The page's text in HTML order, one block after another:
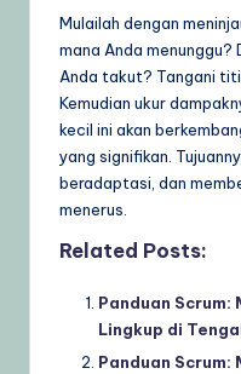
Mulailah dengan
mana Anda menunggu?
Anda takut? Tangani
Kemudian ukur
kecil ini akan
yang signifikan.
beradaptasi, dan
menerus.
Related Posts:
Panduan Scrum:
Lingkup di
Panduan Scrum: